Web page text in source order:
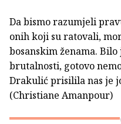
Da bismo razumjeli
onih koji su ratovali,
bosanskim ženama.
brutalnosti, gotovo
Drakulić prisilila nas je
(Christiane Amanpour)